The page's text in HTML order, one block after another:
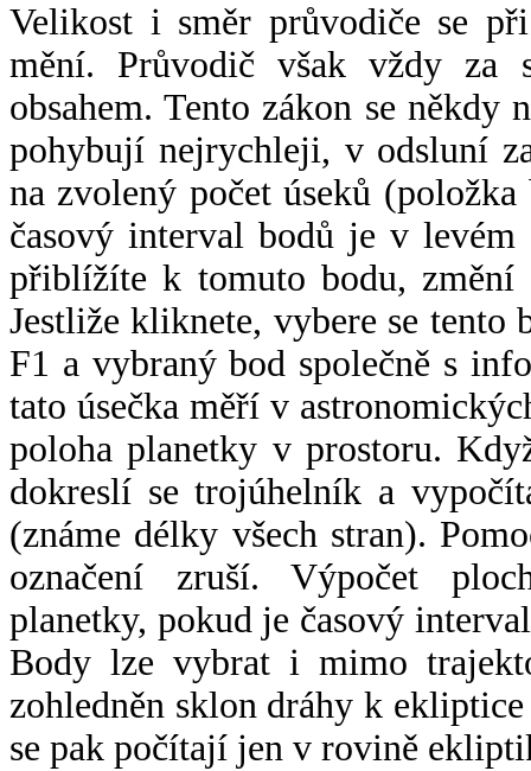
Velikost i směr průvodiče se
mění. Průvodič však vždy za
obsahem. Tento zákon se někdy
pohybují nejrychleji, v odsluní
na zvolený počet úseků
časový interval bodů je v
přiblížíte k tomuto bodu,
Jestliže kliknete, vybere se tento
F1 a vybraný bod společně s
tato úsečka měří v
poloha planetky v prostoru.
dokreslí se trojúhelník a
(známe délky všech stran).
označení zruší. Výpočet
planetky, pokud je časový
Body lze vybrat i mimo
zohledněn sklon dráhy k
se pak počítají jen v rovině